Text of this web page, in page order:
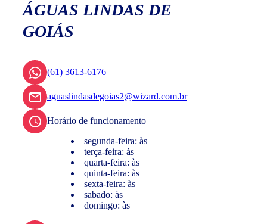
ÁGUAS LINDAS DE
GOIÁS
(61) 3613-6176
aguaslindasdegoias2@wizard.com.br
Horário de funcionamento
segunda-feira: às
terça-feira: às
quarta-feira: às
quinta-feira: às
sexta-feira: às
sabado: às
domingo: às